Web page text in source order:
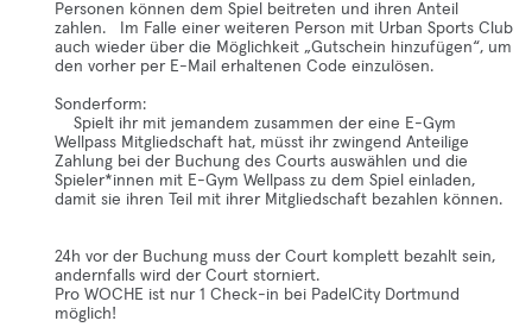
Personen können dem Spiel beitreten und ihren Anteil
zahlen. Im Falle einer weiteren Person mit Urban Sports Club
auch wieder über die Möglichkeit „Gutschein hinzufügen“, um
den vorher per E-Mail erhaltenen Code einzulösen.
Sonderform:
Spielt ihr mit jemandem zusammen der eine E-Gym
Wellpass Mitgliedschaft hat, müsst ihr zwingend Anteilige
Zahlung bei der Buchung des Courts auswählen und die
Spieler*innen mit E-Gym Wellpass zu dem Spiel einladen,
damit sie ihren Teil mit ihrer Mitgliedschaft bezahlen können.
24h vor der Buchung muss der Court komplett bezahlt sein,
andernfalls wird der Court storniert.
Pro WOCHE ist nur 1 Check-in bei PadelCity Dortmund
möglich!